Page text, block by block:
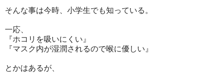
そんな事は今時、小学生でも知っている。
一応、
『ホコリを吸いにくい』
『マスク内が湿潤されるので喉に優しい』
とかはあるが、